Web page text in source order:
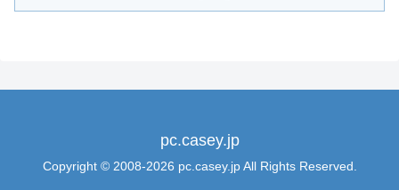
pc.casey.jp
Copyright © 2008-2026 pc.casey.jp All Rights Reserved.